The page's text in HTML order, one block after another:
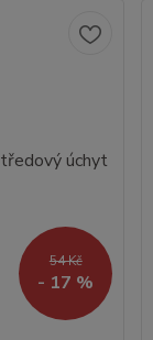
54 Kč
- 17 %